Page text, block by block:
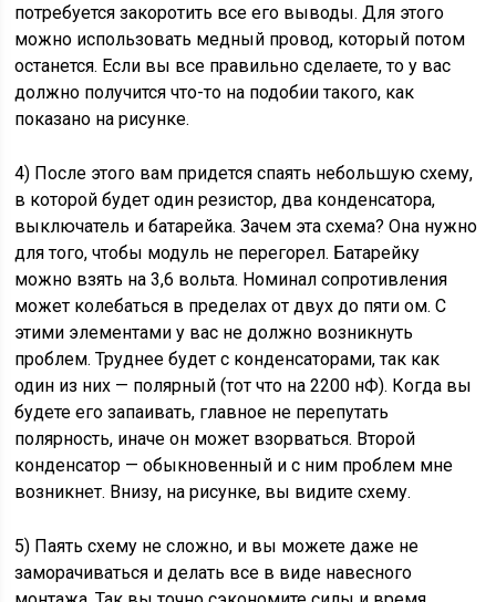
потребуется закоротить все его выводы. Для этого
можно использовать медный провод, который потом
останется. Если вы все правильно сделаете, то у вас
должно получится что-то на подобии такого, как
показано на рисунке.
4) После этого вам придется спаять небольшую схему,
в которой будет один резистор, два конденсатора,
выключатель и батарейка. Зачем эта схема? Она нужно
для того, чтобы модуль не перегорел. Батарейку
можно взять на 3,6 вольта. Номинал сопротивления
может колебаться в пределах от двух до пяти ом. С
этими элементами у вас не должно возникнуть
проблем. Труднее будет с конденсаторами, так как
один из них — полярный (тот что на 2200 нФ). Когда вы
будете его запаивать, главное не перепутать
полярность, иначе он может взорваться. Второй
конденсатор — обыкновенный и с ним проблем мне
возникнет. Внизу, на рисунке, вы видите схему.
5) Паять схему не сложно, и вы можете даже не
заморачиваться и делать все в виде навесного